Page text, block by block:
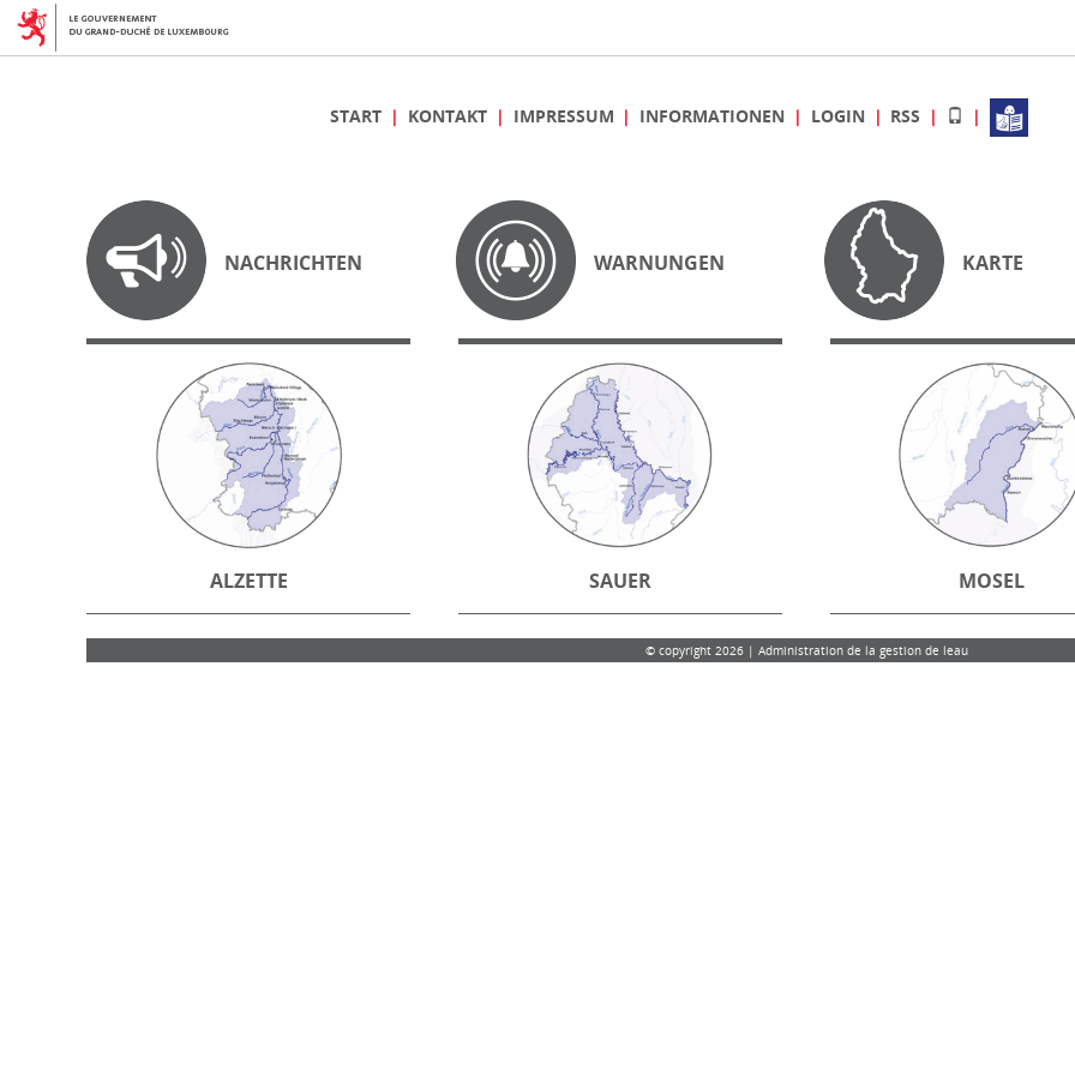
START KONTAKT IMPRESSUM INFORMATIONEN LOGIN RSS
NACHRICHTEN WARNUNGEN KARTE
ALZETTE SAUER MOSEL
© copyright 2026 | Administration de la gestion de leau